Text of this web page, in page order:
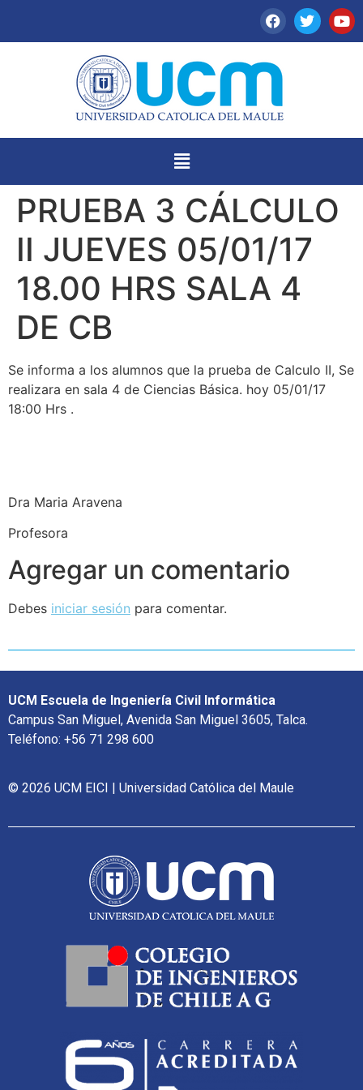
PRUEBA 3 CÁLCULO
II JUEVES 05/01/17
18.00 HRS SALA 4
DE CB
Se informa a los alumnos que la prueba de Calculo II, Se
realizara en sala 4 de Ciencias Básica. hoy 05/01/17
18:00 Hrs .
Dra Maria Aravena
Profesora
Agregar un comentario
Debes iniciar sesión para comentar.
UCM Escuela de Ingeniería Civil Informática
Campus San Miguel, Avenida San Miguel 3605, Talca.
Teléfono: +56 71 298 600
© 2026 UCM EICI | Universidad Católica del Maule